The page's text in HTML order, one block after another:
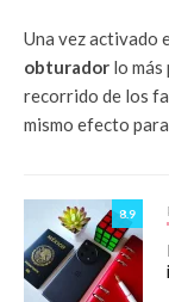
Una vez activado
obturador lo más
recorrido de los
mismo efecto
8.9